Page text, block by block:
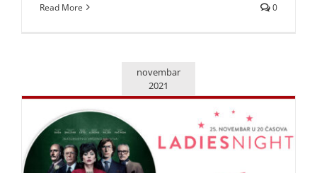
Read More 0
novembar
2021